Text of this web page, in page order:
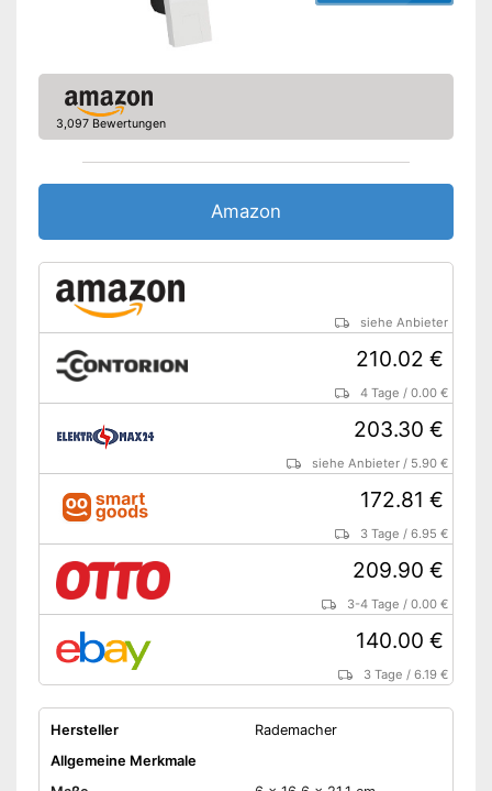
3,097 Bewertungen
Amazon
siehe Anbieter
210.02 €
4 Tage /0.00 €
203.30 €
siehe Anbieter / 5.90 €
172.81 €
3 Tage /6.95 €
209.90 €
3-4 Tage /0.00 €
140.00 €
3 Tage /6.19 €
Hersteller
Rademacher
Allgemeine Merkmale